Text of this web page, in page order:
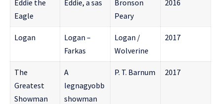
Eddie the
Eagle
Eddie, a sas
Bronson
Peary
2016
Logan
Logan –
Farkas
Logan /
Wolverine
2017
The
Greatest
Showman
A
legnagyobb
showman
P. T. Barnum 2017